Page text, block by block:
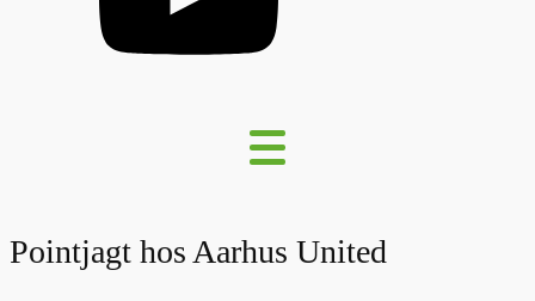
Pointjagt hos Aarhus United